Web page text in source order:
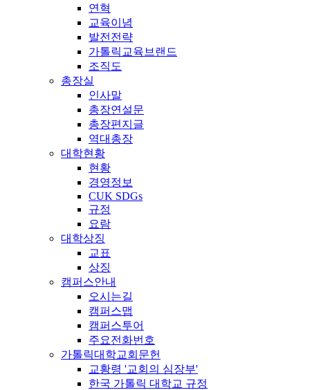
연혁
교육이념
발전전략
가톨릭교육브랜드
조직도
총장실
인사말
총장연설문
총장편지글
역대총장
대학현황
현황
경영정보
CUK SDGs
규정
요람
대학상징
교표
상징
캠퍼스안내
오시는길
캠퍼스맵
캠퍼스투어
주요전화번호
가톨릭대학교회문헌
교황령 '교회의 심장부'
한국 가톨릭 대학교 규정